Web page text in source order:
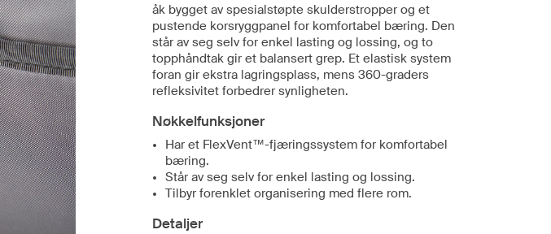
åk bygget av spesialstøpte skulderstropper og et
pustende korsryggpanel for komfortabel bæring. Den
står av seg selv for enkel lasting og lossing, og to
topphåndtak gir et balansert grep. Et elastisk system
foran gir ekstra lagringsplass, mens 360-graders
refleksivitet forbedrer synligheten.
Nøkkelfunksjoner
Har et FlexVent™-fjæringssystem for komfortabel
bæring.
Står av seg selv for enkel lasting og lossing.
Tilbyr forenklet organisering med flere rom.
Detaljer